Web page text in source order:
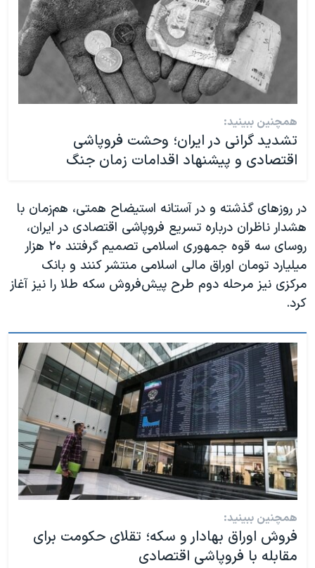
همچنین ببینید:
تشدید گرانی در ایران؛ وحشت فروپاشی
اقتصادی و پیشنهاد اقدامات زمان جنگ
در روزهای گذشته و در آستانه استیضاح همتی، هم‌زمان با
هشدار ناظران درباره تسریع فروپاشی اقتصادی در ایران،
روسای سه قوه جمهوری اسلامی تصمیم گرفتند ۲۰ هزار
میلیارد تومان اوراق مالی اسلامی منتشر کنند و بانک
مرکزی نیز مرحله دوم طرح پیش‌فروش سکه طلا را نیز آغاز
کرد.
همچنین ببینید:
فروش اوراق بهادار و سکه؛ تقلای حکومت برای
مقابله با فروپاشی اقتصادی